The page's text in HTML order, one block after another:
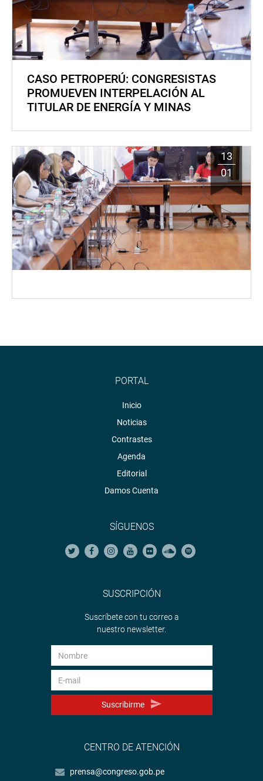
CASO PETROPERÚ: CONGRESISTAS
PROMUEVEN INTERPELACIÓN AL
TITULAR DE ENERGÍA Y MINAS
13
01
PORTAL
Inicio
Noticias
Contrastes
Agenda
Editorial
Damos Cuenta
SÍGUENOS
SUSCRIPCIÓN
Suscríbete con tu correo a
nuestro newsletter.
Suscribirme
CENTRO DE ATENCIÓN
prensa@congreso.gob.pe